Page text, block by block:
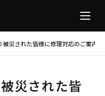
災された皆様に修理対応のご案内
災された皆